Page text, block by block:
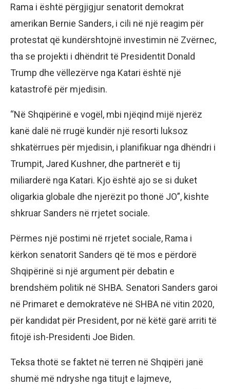
Rama i është përgjigjur senatorit demokrat
amerikan Bernie Sanders, i cili në një reagim për
protestat që kundërshtojnë investimin në Zvërnec,
tha se projekti i dhëndrit të Presidentit Donald
Trump dhe vëllezërve nga Katari është një
katastrofë për mjedisin.
“Në Shqipërinë e vogël, mbi njëqind mijë njerëz
kanë dalë në rrugë kundër një resorti luksoz
shkatërrues për mjedisin, i planifikuar nga dhëndri i
Trumpit, Jared Kushner, dhe partnerët e tij
miliarderë nga Katari. Kjo është ajo se si duket
oligarkia globale dhe njerëzit po thonë JO”, kishte
shkruar Sanders në rrjetet sociale.
Përmes një postimi në rrjetet sociale, Rama i
kërkon senatorit Sanders që të mos e përdorë
Shqipërinë si një argument për debatin e
brendshëm politik në SHBA. Senatori Sanders garoi
në Primaret e demokratëve në SHBA në vitin 2020,
për kandidat për President, por në këtë garë arriti të
fitojë ish-Presidenti Joe Biden.
Teksa thotë se faktet në terren në Shqipëri janë
shumë më ndryshe nga titujt e lajmeve,